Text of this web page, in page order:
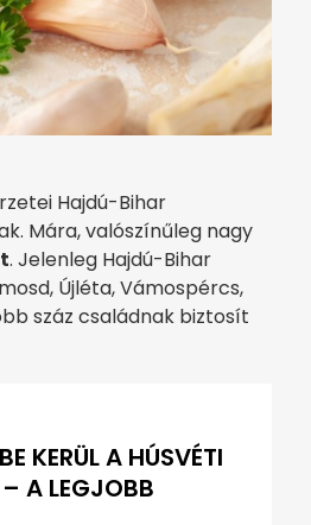
Hajdú-Bihar
Mára, valószínűleg nagy
. Jelenleg Hajdú-Bihar
Újléta, Vámospércs,
száz családnak biztosít
KERÜL A HÚSVÉTI
A LEGJOBB